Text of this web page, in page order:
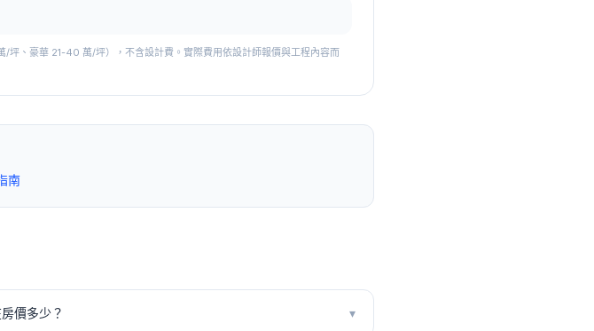
、豪華 21-40 萬/坪），不含設計費。實際費用依設計師報價與工程內容而
南
價多少？ ▾